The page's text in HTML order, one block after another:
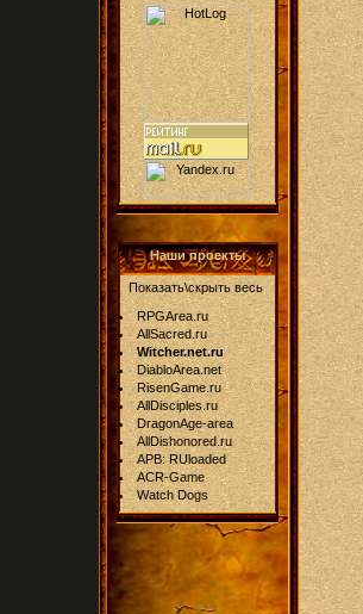
Наши проекты
Показать\скрыть весь
RPGArea.ru
AllSacred.ru
Witcher.net.ru
DiabloArea.net
RisenGame.ru
AllDisciples.ru
DragonAge-area
AllDishonored.ru
APB: RUloaded
ACR-Game
Watch Dogs